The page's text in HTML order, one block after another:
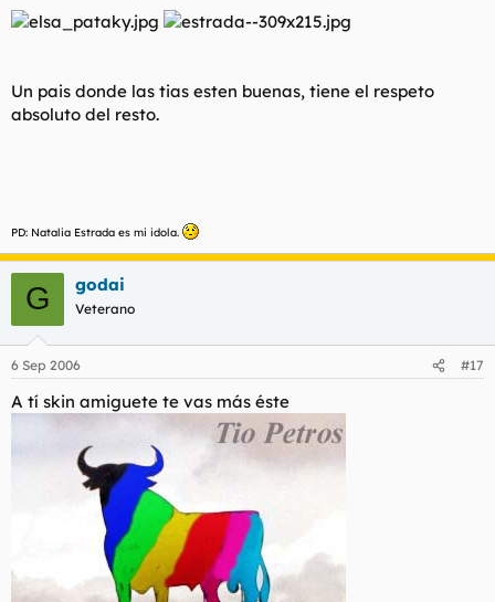
Un pais donde las tias esten buenas, tiene el respeto
absoluto del resto.
PD: Natalia Estrada es mi idola.
G godai
Veterano
6 Sep 2006 #17
A tí skin amiguete te vas más éste